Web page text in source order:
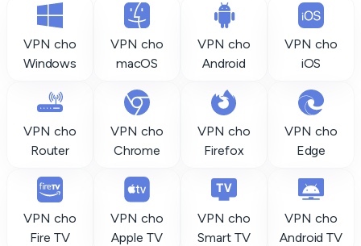
VPN cho
Windows
VPN cho
macOS
VPN cho
Android
VPN cho
iOS
VPN cho
Router
VPN cho
Chrome
VPN cho
Firefox
VPN cho
Edge
VPN cho
Fire TV
VPN cho
Apple TV
VPN cho
Smart TV
VPN cho
Android TV